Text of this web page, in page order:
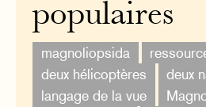
populaires
magnoliopsida
deux hélicoptères
deux
langage de la vue